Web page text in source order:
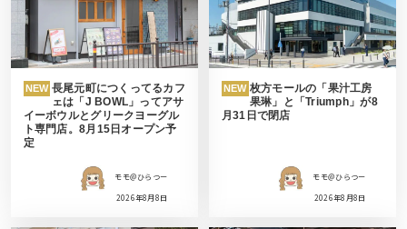
NEW 長尾元町につくってるカフ
ェは「J BOWL」ってアサ
イーボウルとグリークヨーグル
ト専門店。8月15日オープン予
定
モモ＠ひらつー
2026年8月8日
NEW 枚方モールの「果汁工房
果琳」と「Triumph」が8
月31日で閉店
モモ＠ひらつー
2026年8月8日